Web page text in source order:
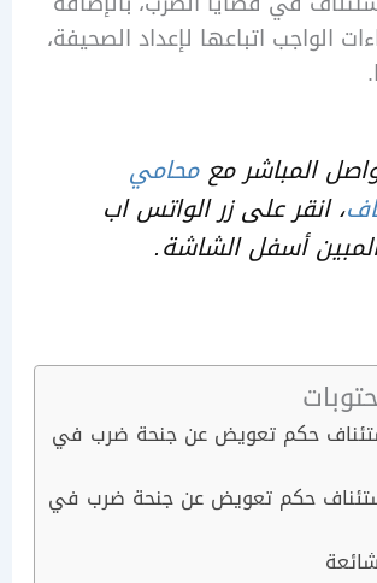
اتباعها لإعداد الصحيفة،
معمحامي
على زر الواتس اب
أسفل الشاشة.
تعويض عن جنحة ضرب في
حكم تعويض عن جنحة ضرب في